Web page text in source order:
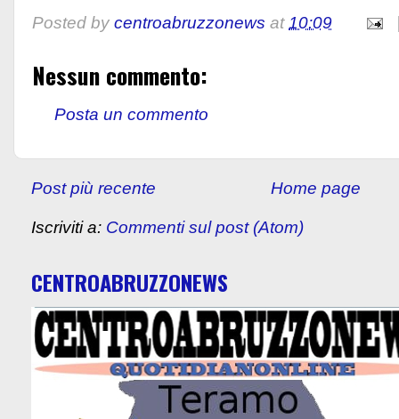
Posted by centroabruzzonews at10:09
Nessun commento:
Posta un commento
Post più recente Home page
Iscriviti a: Commenti sul post (Atom)
CENTROABRUZZONEWS